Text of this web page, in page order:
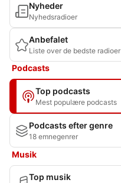
Nyheder
Nyhedsradioer
Anbefalet
Liste over de bedste radioer
Podcasts
Top podcasts
Mest populære podcasts
Podcasts efter genre
18 emnegenrer
Musik
Top musik